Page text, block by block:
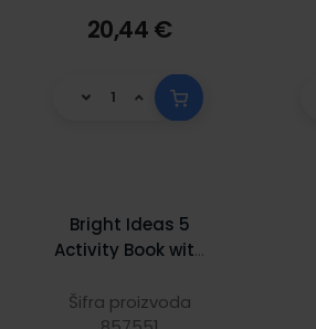
20,44 €
Bright Ideas 5
Activity Book with
Šifra proizvoda